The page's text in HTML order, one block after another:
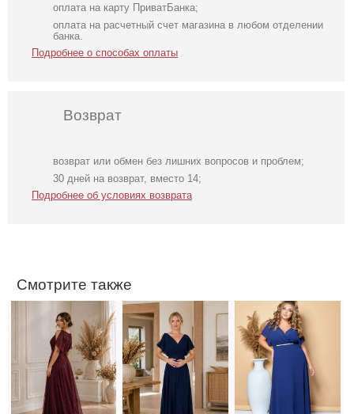
оплата на карту ПриватБанка;
оплата на расчетный счет магазина в любом отделении
банка.
Подробнее о способах оплаты
Возврат
возврат или обмен без лишних вопросов и проблем;
30 дней на возврат, вместо 14;
Подробнее об условиях возврата
Смотрите также
Вечернее
бордовое платье
в пол на
Вечернее синее
платье в пол
короткий рукав